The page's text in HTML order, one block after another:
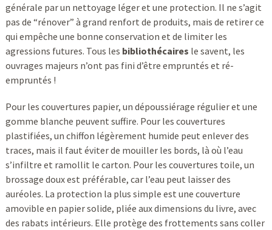
générale par un nettoyage léger et une protection. Il ne s’agit
pas de “rénover” à grand renfort de produits, mais de retirer ce
qui empêche une bonne conservation et de limiter les
agressions futures. Tous les bibliothécaires le savent, les
ouvrages majeurs n’ont pas fini d’être empruntés et ré-
empruntés !
Pour les couvertures papier, un dépoussiérage régulier et une
gomme blanche peuvent suffire. Pour les couvertures
plastifiées, un chiffon légèrement humide peut enlever des
traces, mais il faut éviter de mouiller les bords, là où l’eau
s’infiltre et ramollit le carton. Pour les couvertures toile, un
brossage doux est préférable, car l’eau peut laisser des
auréoles. La protection la plus simple est une couverture
amovible en papier solide, pliée aux dimensions du livre, avec
des rabats intérieurs. Elle protège des frottements sans coller